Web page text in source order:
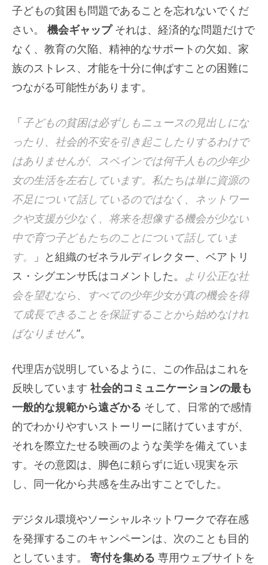
子どもの貧困も問題であることを忘れないでくだ
さい。
機会ギャップそれは、経済的な問題だけで
なく、教育の欠陥、精神的なサポートの欠如、家
族のストレス、才能を十分に伸ばすことの困難に
つながる可能性があります。
「子どもの貧困は必ずしもニュースの見出しにな
ったり、社会的不安を引き起こしたりするわけで
はありませんが、スペインでは何千人もの少年少
女の生活を左右しています。私たちは単に資源の
不足について話しているのではなく、ネットワー
クや支援が少なく、将来を想像する機会が少ない
中で育つ子どもたちのことについて話していま
す。
」と組織のゼネラルディレクター、ベアトリ
ス・シグエンサ氏はコメントした。
より公正な社
会を望むなら、すべての少年少女が真の機会を得
て成長できることを保証することから始めなけれ
ばなりません”。
代理店が説明しているように、この作品はこれを
反映しています 社会的コミュニケーションの最も
一般的な規範から遠ざかる そして、日常的で感情
的でわかりやすいストーリーに賭けていますが、
それを際立たせる映画のような美学を備えていま
す。その意図は、脚色に頼らずに近い現実を示
し、同一化から共感を生み出すことでした。
デジタル環境やソーシャルネットワークで存在感
を発揮するこのキャンペーンは、次のことも目的
としています。
寄付を集める 専用ウェブサイトを